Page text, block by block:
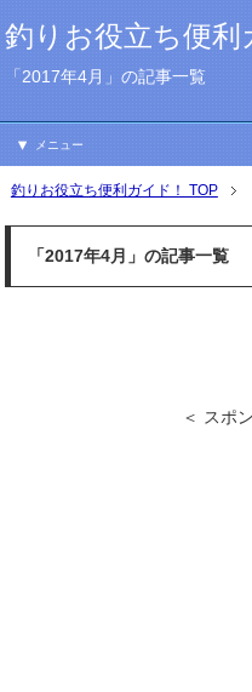
釣りお役立ち便利
「2017年4月」の記事一覧
メニュー
釣りお役立ち便利ガイド！ TOP
「2017年4月」の記事一覧
＜ スポ